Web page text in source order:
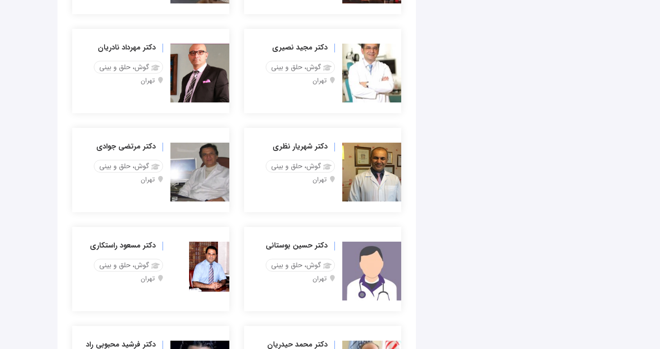
دکتر مجید نصیری
گوش، حلق و بینی
تهران
دکتر مهرداد نادریان
گوش، حلق و بینی
تهران
دکتر شهریار نظری
گوش، حلق و بینی
تهران
دکتر مرتضی جوادی
گوش، حلق و بینی
تهران
دکتر حسین بوستانی
گوش، حلق و بینی
تهران
دکتر مسعود راستکاری
گوش، حلق و بینی
تهران
دکتر محمد حیدریان دکتر فرشید محبوبی راد